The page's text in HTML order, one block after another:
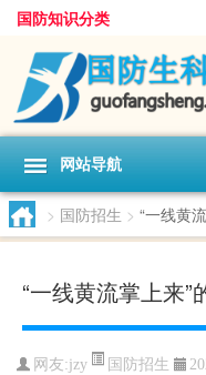
国防知识分类
网站导航
> 国防招生 > “一线黄
“一线黄流掌上来”
网友:jzy 国防招生